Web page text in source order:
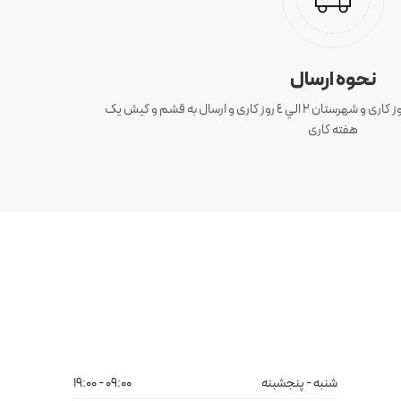
نحوه ارسال
ارسال سفارش های تهران 1 الی 3 روز کاری و شهرستان ٢ الي ٤ روز کاری و ارسال به قشم و کیش یک
هفته کاری
شنبه - پنجشبنه 09:00 - 19:00